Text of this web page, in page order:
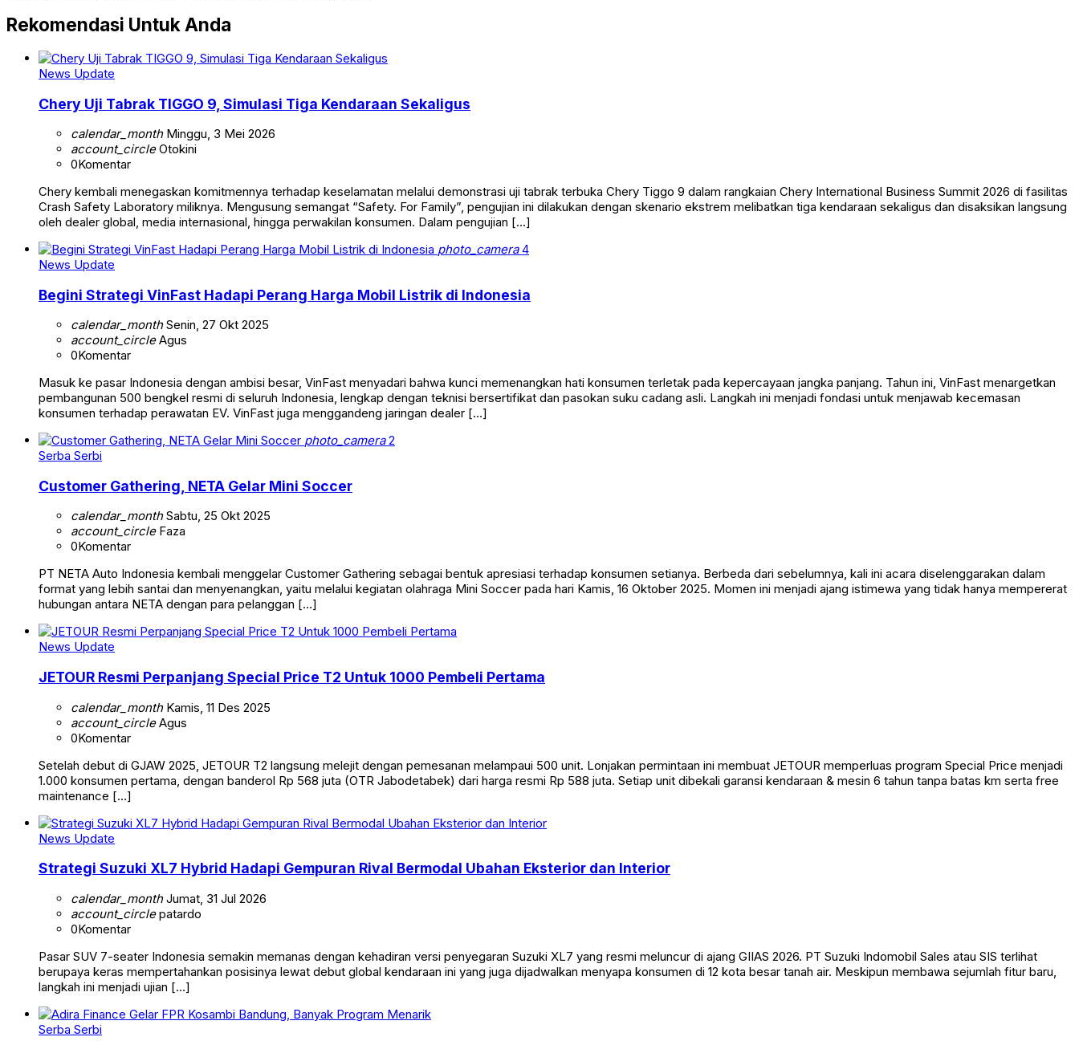
Rekomendasi Untuk Anda
News Update
Chery Uji Tabrak TIGGO 9, Simulasi Tiga Kendaraan Sekaligus
calendar_monthMinggu, 3 Mei 2026
account_circleOtokini
0Komentar
Chery kembali menegaskan komitmennya terhadap keselamatan melalui demonstrasi uji tabrak terbuka Chery Tiggo 9 dalam rangkaian Chery International Business Summit 2026 di fasilitas
Crash Safety Laboratory miliknya. Mengusung semangat “Safety. For Family”, pengujian ini dilakukan dengan skenario ekstrem melibatkan tiga kendaraan sekaligus dan disaksikan langsung
oleh dealer global, media internasional, hingga perwakilan konsumen. Dalam pengujian […]
photo_camera4
News Update
Begini Strategi VinFast Hadapi Perang Harga Mobil Listrik di Indonesia
calendar_monthSenin, 27 Okt 2025
account_circleAgus
0Komentar
Masuk ke pasar Indonesia dengan ambisi besar, VinFast menyadari bahwa kunci memenangkan hati konsumen terletak pada kepercayaan jangka panjang. Tahun ini, VinFast menargetkan
pembangunan 500 bengkel resmi di seluruh Indonesia, lengkap dengan teknisi bersertifikat dan pasokan suku cadang asli. Langkah ini menjadi fondasi untuk menjawab kecemasan
konsumen terhadap perawatan EV. VinFast juga menggandeng jaringan dealer […]
photo_camera2
Serba Serbi
Customer Gathering, NETA Gelar Mini Soccer
calendar_monthSabtu, 25 Okt 2025
account_circleFaza
0Komentar
PT NETA Auto Indonesia kembali menggelar Customer Gathering sebagai bentuk apresiasi terhadap konsumen setianya. Berbeda dari sebelumnya, kali ini acara diselenggarakan dalam
format yang lebih santai dan menyenangkan, yaitu melalui kegiatan olahraga Mini Soccer pada hari Kamis, 16 Oktober 2025. Momen ini menjadi ajang istimewa yang tidak hanya mempererat
hubungan antara NETA dengan para pelanggan […]
News Update
JETOUR Resmi Perpanjang Special Price T2 Untuk 1000 Pembeli Pertama
calendar_monthKamis, 11 Des 2025
account_circleAgus
0Komentar
Setelah debut di GJAW 2025, JETOUR T2 langsung melejit dengan pemesanan melampaui 500 unit. Lonjakan permintaan ini membuat JETOUR memperluas program Special Price menjadi
1.000 konsumen pertama, dengan banderol Rp 568 juta (OTR Jabodetabek) dari harga resmi Rp 588 juta. Setiap unit dibekali garansi kendaraan & mesin 6 tahun tanpa batas km serta free
maintenance […]
News Update
Strategi Suzuki XL7 Hybrid Hadapi Gempuran Rival Bermodal Ubahan Eksterior dan Interior
calendar_monthJumat, 31 Jul 2026
account_circlepatardo
0Komentar
Pasar SUV 7-seater Indonesia semakin memanas dengan kehadiran versi penyegaran Suzuki XL7 yang resmi meluncur di ajang GIIAS 2026. PT Suzuki Indomobil Sales atau SIS terlihat
berupaya keras mempertahankan posisinya lewat debut global kendaraan ini yang juga dijadwalkan menyapa konsumen di 12 kota besar tanah air. Meskipun membawa sejumlah fitur baru,
langkah ini menjadi ujian […]
Serba Serbi